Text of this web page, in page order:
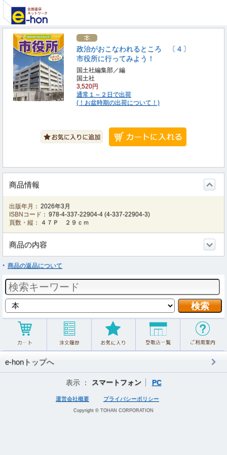
政治がおこなわれるところ 〔４〕
市役所に行ってみよう！
国土社編集部／編
国土社
3,520円
通常１～２日で出荷
(！お盆時期の出荷について！)
商品情報
出版年月： 2026年3月
ISBNコード： 978-4-337-22904-4 (4-337-22904-3)
頁数・縦：
４７Ｐ ２９ｃｍ
商品の内容
商品の返品について
e-honトップへ
表示 ： スマートフォン PC
運営会社概要 プライバシーポリシー
Copyright © TOHAN CORPORATION